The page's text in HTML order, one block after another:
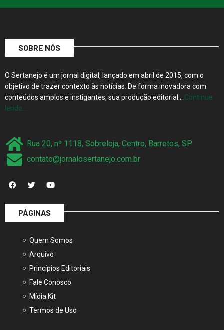
SOBRE NÓS
O Sertanejo é um jornal digital, lançado em abril de 2015, com o
objetivo de trazer contexto às notícias. De forma inovadora com
conteúdos amplos e instigantes, sua produção editorial… Continue
lendo…
Rua 20, nº 1118, Sobreloja, Centro, Barretos, SP
contato@jornalosertanejo.com.br
PÁGINAS
Quem Somos
Arquivo
Princípios Editoriais
Fale Conosco
Mídia Kit
Termos de Uso